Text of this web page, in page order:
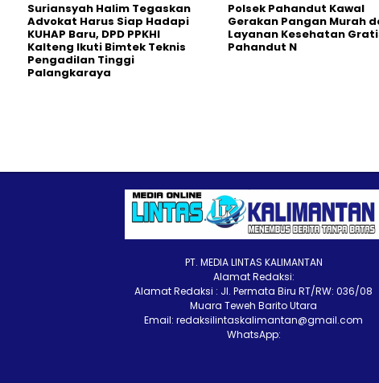
Suriansyah Halim Tegaskan
Advokat Harus Siap Hadapi
KUHAP Baru, DPD PPKHI
Kalteng Ikuti Bimtek Teknis
Pengadilan Tinggi
Palangkaraya
Polsek Pahandut Kawal
Gerakan Pangan Murah
Layanan Kesehatan
Pahandut N
PT. MEDIA LINTAS KALIMANTAN
Alamat Redaksi:
Alamat Redaksi : Jl. Permata Biru RT/RW: 036/08
Muara Teweh Barito Utara
Email: redaksilintaskalimantan@gmail.com
WhatsApp: